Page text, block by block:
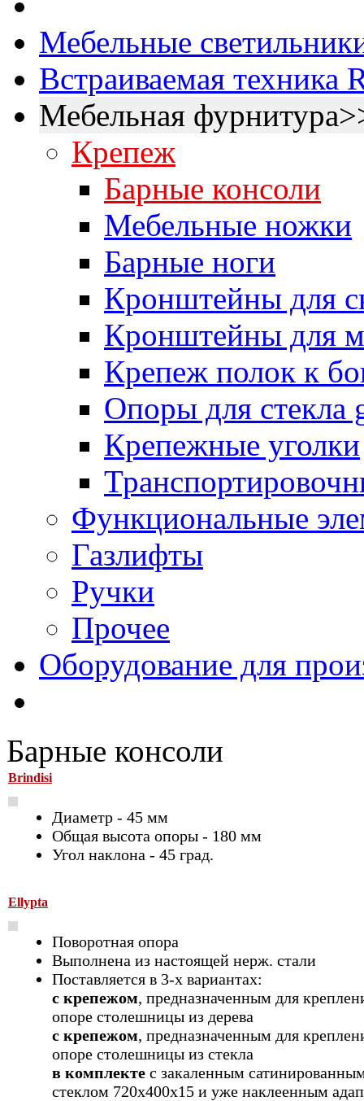
Мебельные
Встраиваемая техника
Мебельная
Крепеж
Барные консоли
Мебельные ножки
Барные ноги
Кронштейны для
Кронштейны для
Крепеж полок к
Опоры для стекла
Крепежные уголки
Функциональные
Газлифты
Ручки
Прочее
Оборудование для
Барные консоли
Brindisi
Диаметр - 45 мм
Общая высота опоры - 180 мм
Угол наклона - 45 град.
Ellypta
Поворотная опора
Выполнена из настоящей нерж. стали
Поставляется в 3-х вариантах:
с крепежом, предназначенным для
опоре столешницы из дерева
с крепежом, предназначенным для
опоре столешницы из стекла
в комплекте с закаленным
стеклом 720х400х15 и уже наклеенным